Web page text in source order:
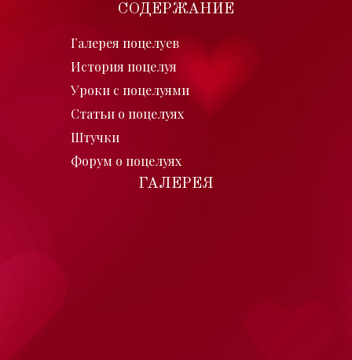
СОДЕРЖАНИЕ
Галерея поцелуев
История поцелуя
Уроки с поцелуями
Статьи о поцелуях
Штучки
Форум о поцелуях
ГАЛЕРЕЯ